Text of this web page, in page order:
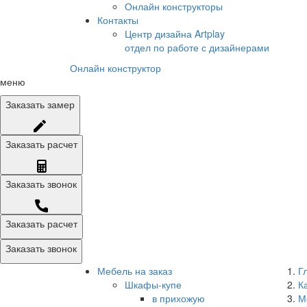
Онлайн конструкторы
Контакты
Центр дизайна Artplay
отдел по работе с дизайнерами
Онлайн конструктор
меню
Заказать замер
Заказать расчет
Заказать звонок
Заказать расчет
Заказать звонок
Мебель на заказ
Шкафы-купе
в прихожую